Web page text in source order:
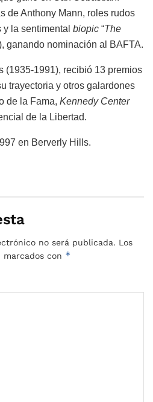
de Anthony Mann, roles rudos
y la sentimental biopic “The
ganando nominación al BAFTA.
(1935-1991), recibió 13 premios
trayectoria y otros galardones
de la Fama, Kennedy Center
de la Libertad.
en Berverly Hills.
no será publicada. Los
marcados con *